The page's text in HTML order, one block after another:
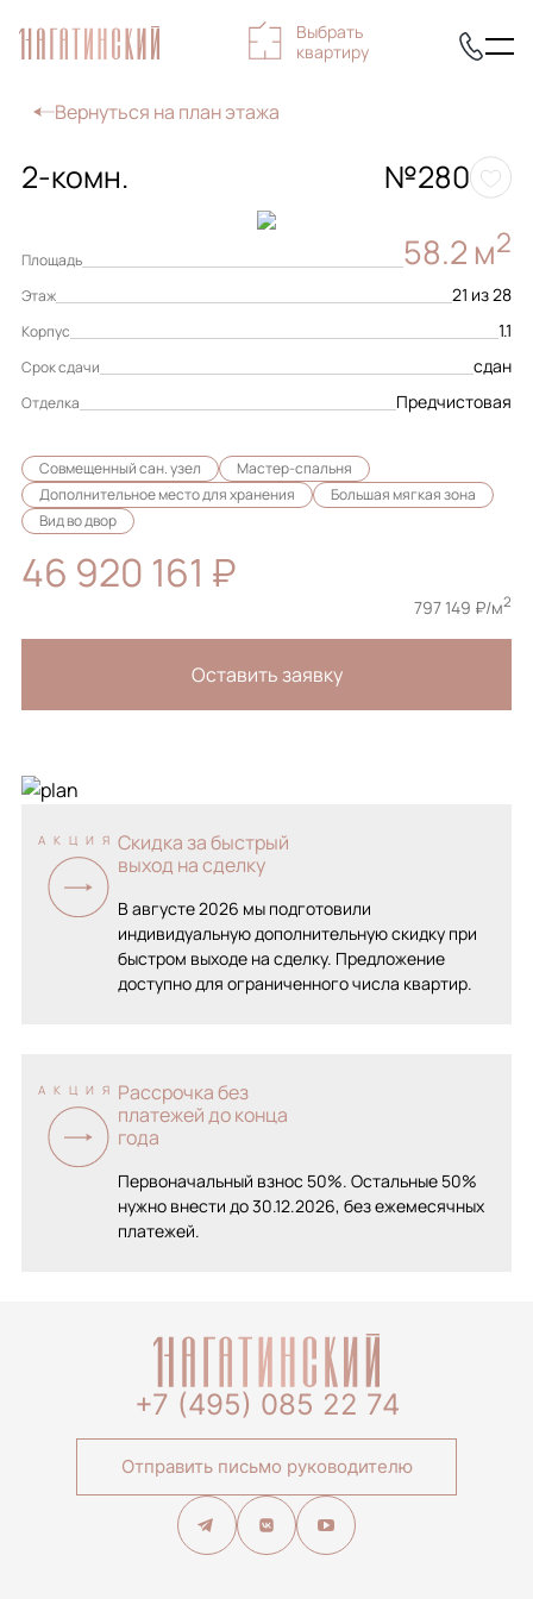
Выбрать
квартиру
Вернуться на план этажа
Площадь 58.2 м2
Этаж 21 из 28
Корпус 1.1
Срок сдачи сдан
Отделка Предчистовая
Совмещенный сан. узел
Мастер-спальня
Дополнительное место для хранения
Большая мягкая зона
Вид во двор
46 920 161 ₽
797 149 ₽/м2
Оставить заявку
2-комн. №280
АКЦИЯ Скидка за быстрый
выход на сделку
В августе 2026 мы подготовили
индивидуальную дополнительную скидку при
быстром выходе на сделку. Предложение
доступно для ограниченного числа квартир.
АКЦИЯ Рассрочка без
платежей до конца
года
Первоначальный взнос 50%. Остальные 50%
нужно внести до 30.12.2026, без ежемесячных
платежей.
+7 (495) 085 22 74
Отправить письмо руководителю